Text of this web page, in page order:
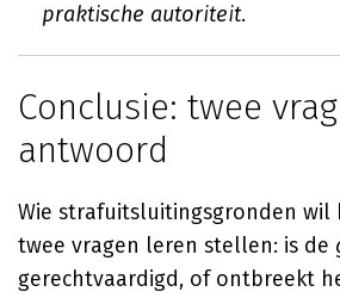
praktische autoriteit.
Conclusie: twee
antwoord
Wie strafuitsluitingsgronden wil
twee vragen leren stellen: is de
gerechtvaardigd, of ontbreekt